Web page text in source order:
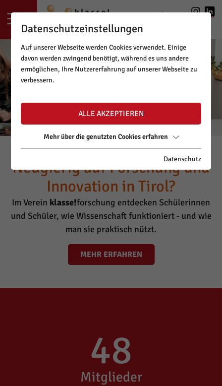
LOGIN|REGISTRIERUNG
Neugierig auf Forschung und
Innovation in Tirol?
Im Verein klasse!forschung entdecken Schülerinnen
und Schüler, wie Wissenschaft funktioniert - und wie
man sie praktisch nützt.
MEHR ERFAHREN
48
Mitglieder
Datenschutzeinstellungen
Auf unserer Webseite werden Cookies verwendet. Einige
davon werden zwingend benötigt, während es uns andere
ermöglichen, Ihre Nutzererfahrung auf unserer Webseite zu
verbessern.
ALLE AKZEPTIEREN
Mehr über die genutzten Cookies erfahren
Datenschutz